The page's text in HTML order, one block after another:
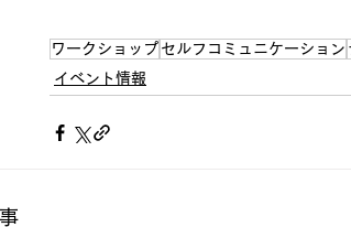
ワークショップ セルフコミュニケーション
イベント情報